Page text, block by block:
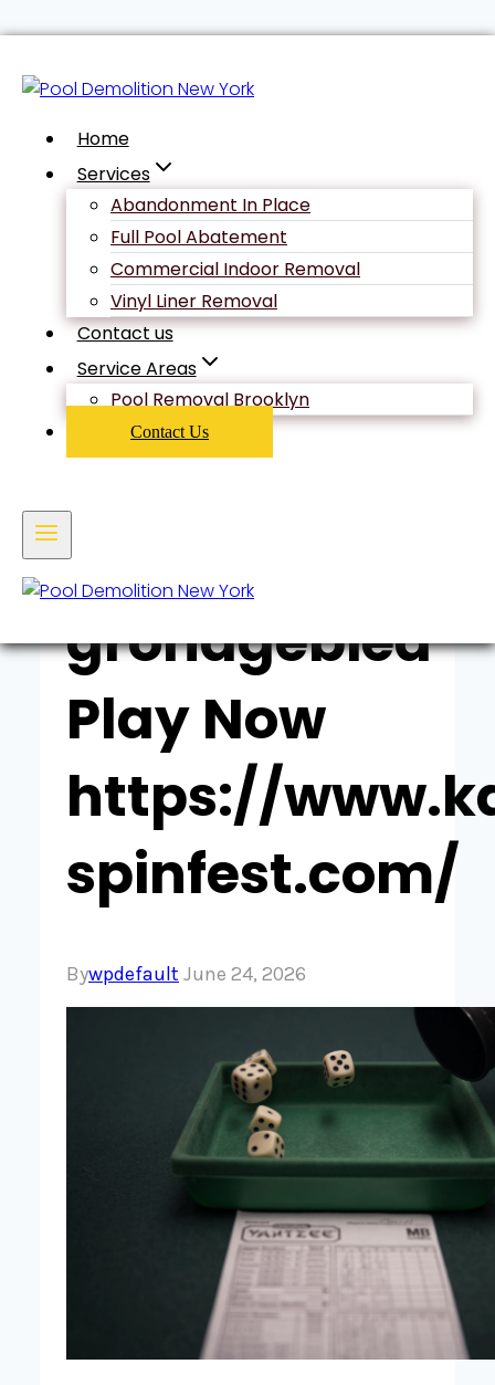
to
Home
Services
Abandonment In Place
Full Pool Abatement
Commercial Indoor Removal
Vinyl Liner Removal
Contact us
Service Areas
Pool Removal Brooklyn
Contact Us
Uncategorized
Odłożyć
Ocena I
Utrzymać
Handlowiec
Nederlands
grondgebied
Play Now
https://
spinfest.com/
Bywpdefault June 24, 2026